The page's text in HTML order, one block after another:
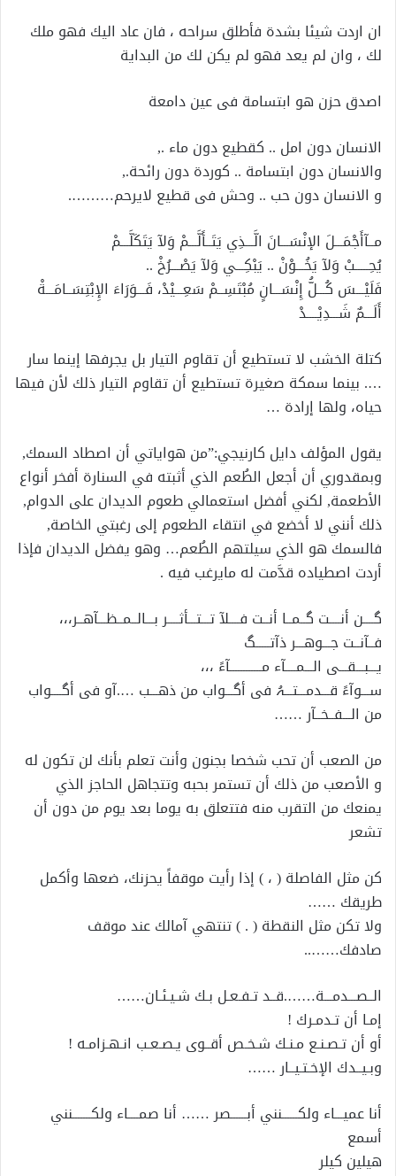
ان اردت شيئا بشدة فأطلق سراحه ، فان عاد اليك فهو ملك
لك ، وان لم يعد فهو لم يكن لك من البداية
اصدق حزن هو ابتسامة فى عين دامعة
الانسان دون امل .. كقطيع دون ماء .,
والانسان دون ابتسامة .. كوردة دون رائحة.,
و الانسان دون حب .. وحش فى قطيع لايرحم……….
مــآأَجْمَـــلَ الإنْسَـــانَ الَّـــذِي يَتَــأَلَّـــمْ وَلآ يَتَكَلَّـــمْ
يُحِـــــبْ وَلآ يَخُـــوْنْ .. يَبْكِـــي وَلآ يَصْـــرُخْ ..
فَلَيْـــسَ كُـــلُّ إِنْسَـــانٍ مُبْتَسِــمْ سَعِـــيْدْ، فَـــوَرَاءَ الإِبْتِسَــامَـــةْ
أَلَـــمٌ شَـــدِيْــــدْ
كتلة الخشب لا تستطيع أن تقاوم التيار بل يجرفها إينما سار
…. بينما سمكة صغيرة تستطيع أن تقاوم التيار ذلك لأن فيها
حياه، ولها إرادة …
يقول المؤلف دايل كارنيجي:”من هواياتي أن اصطاد السمك,
وبمقدوري أن أجعل الطُعم الذي أثبته في السنارة أفخر أنواع
الأطعمة, لكني أفضل استعمالي طعوم الديدان على الدوام,
ذلك أنني لا أخضع في انتقاء الطعوم إلى رغبتي الخاصة,
فالسمك هو الذي سيلتهم الطُعم… وهو يفضل الديدان فإذا
أردت اصطياده قدَّمت له مايرغب فيه .
گــــن أنــــت گــمــا أنــت فــــلآ تـــتـــأثــــر بـــالــمــظـــآهــر،،،
فــآنــت جـــوهـــر ذآتـــــگ
يـــبـــقـــى الـــمــــآء مــــــــــــآءً ،،،
ســـوآءً قـــدمـــتـــہُ فى أگـــواب من ذهـــب ….آو فى أگــــواب
من الـــفــخــآر ……
من الصعب أن تحب شخصا بجنون وأنت تعلم بأنك لن تكون له
و الأصعب من ذلك أن تستمر بحبه وتتجاهل الحاجز الذي
يمنعك من التقرب منه فتتعلق به يوما بعد يوم من دون أن
تشعر
كن مثل الفاصلة ( ، ) إذا رأيت موقفاً يحزنك، ضعها وأكمل
طريقك ……
ولا تكن مثل النقطة ( . ) تنتهي آمالك عند موقف
صادفك……..
الــصـــدمـــة…….قــد تـفـعـل بـك شـيـئـان……
إمـا أن تـدمـرك !
أو أن تـصـنـع مـنـك شـخـص أقــوى يـصـعـب انـهـزامـه !
وبـيــدك الإخـتـيــار ……
أنا عميـــاء ولكــــــنني أبــــــصر …… أنا صمــــاء ولكـــــــنني
أسمع
هيلين كيلر